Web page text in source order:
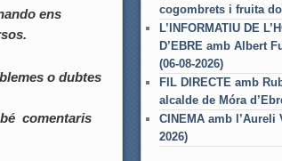
ens
o dubtes
comentaris
cogombrets i fruita
L’INFORMATIU DE
D’EBRE amb Albert
(06-08-2026)
FIL DIRECTE amb
alcalde de Móra
CINEMA amb l’Aureli
2026)